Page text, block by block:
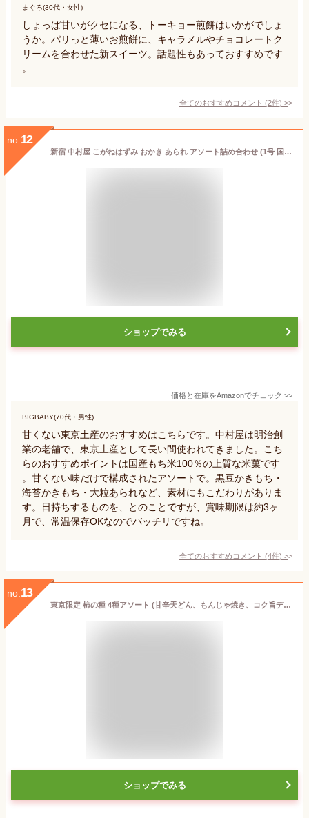
まぐろ(30代・女性)
しょっぱ甘いがクセになる、トーキョー煎餅はいかがでしょ
うか。パリっと薄いお煎餅に、キャラメルやチョコレートク
リームを合わせた新スイーツ。話題性もあっておすすめです
。
全てのおすすめコメント (2件) >
no. 12
新宿 中村屋 こがねはずみ おかき あられ アソート詰め合わせ (1号 国産もち米あられ1個セット)
ショップでみる
価格と在庫をAmazonでチェック >>
BIGBABY(70代・男性)
甘くない東京土産のおすすめはこちらです。中村屋は明治創
業の老舗で、東京土産として長い間使われてきました。こち
らのおすすめポイントは国産もち米100％の上質な米菓です
。甘くない味だけで構成されたアソートで。黒豆かきもち・
海苔かきもち・大粒あられなど、素材にもこだわりがありま
す。日持ちするものを、とのことですが、賞味期限は約3ヶ
月で、常温保存OKなのでバッチリですね。
全てのおすすめコメント (4件) >
no. 13
東京限定 柿の種 4種アソート (甘辛天どん、もんじゃ焼き、コク旨デミグラス、だしカレー 個包装各4袋) 合計256g×1個
ショップでみる